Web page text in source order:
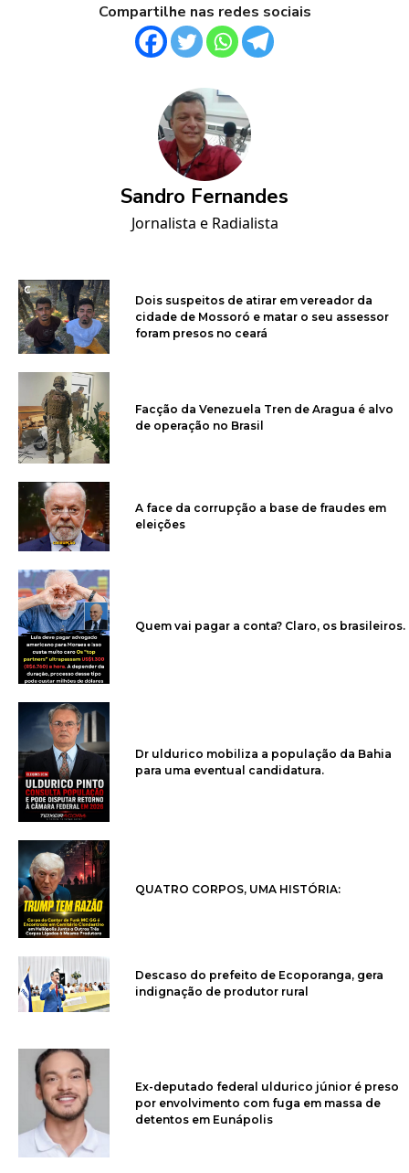
Compartilhe nas redes sociais
Sandro Fernandes
Jornalista e Radialista
Dois suspeitos de atirar em vereador da
cidade de Mossoró e matar o seu assessor
foram presos no ceará
Facção da Venezuela Tren de Aragua é alvo
de operação no Brasil
A face da corrupção a base de fraudes em
eleições
Quem vai pagar a conta? Claro, os brasileiros.
Dr uldurico mobiliza a população da Bahia
para uma eventual candidatura.
QUATRO CORPOS, UMA HISTÓRIA:
Descaso do prefeito de Ecoporanga, gera
indignação de produtor rural
Ex-deputado federal uldurico júnior é preso
por envolvimento com fuga em massa de
detentos em Eunápolis